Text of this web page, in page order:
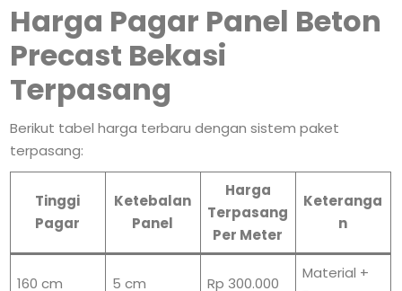
Harga Pagar Panel Beton
Precast Bekasi
Terpasang
Berikut tabel harga terbaru dengan sistem paket
terpasang:
Tinggi
Pagar
Ketebalan
Panel
Harga
Terpasang
Per Meter
Keteranga
n
160 cm 5 cm Rp 300.000
Material +